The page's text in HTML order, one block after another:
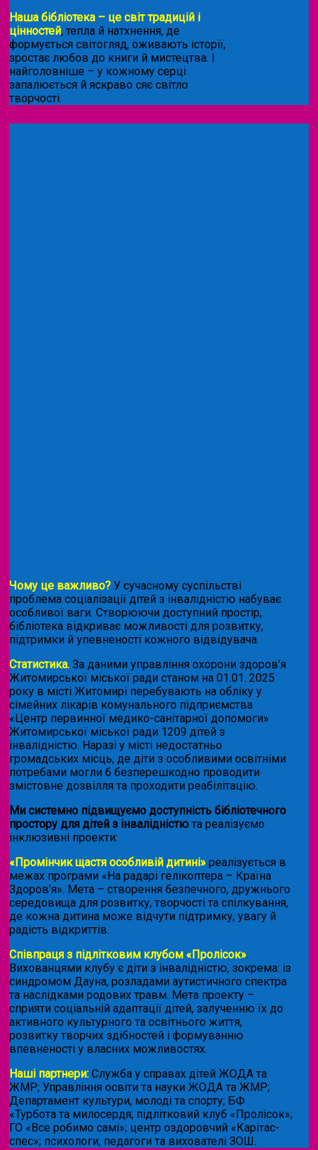
Наша бібліотека – це світ традицій і
цінностей, тепла й натхнення, де
формується світогляд, оживають історії,
зростає любов до книги й мистецтва. І
найголовніше – у кожному серці
запалюється й яскраво сяє світло
творчості.
Чому це важливо? У сучасному суспільстві
проблема соціалізації дітей з інвалідністю набуває
особливої ваги. Створюючи доступний простір,
бібліотека відкриває можливості для розвитку,
підтримки й упевненості кожного відвідувача.
Статистика. За даними управління охорони здоров’я
Житомирської міської ради станом на 01.01. 2025
року в місті Житомирі перебувають на обліку у
сімейних лікарів комунального підприємства
«Центр первинної медико-санітарної допомоги»
Житомирської міської ради 1209 дітей з
інвалідністю. Наразі у місті недостатньо
громадських місць, де діти з особливими освітніми
потребами могли б безперешкодно проводити
змістовне дозвілля та проходити реабілітацію.
Ми системно підвищуємо доступність бібліотечного
простору для дітей з інвалідністю та реалізуємо
інклюзивні проекти:
«Промінчик щастя особливій дитині» реалізується в
межах програми «На радарі гелікоптера – Країна
Здоров’я». Мета – створення безпечного, дружнього
середовища для розвитку, творчості та спілкування,
де кожна дитина може відчути підтримку, увагу й
радість відкриттів.
Співпраця з підлітковим клубом «Пролісок».
Вихованцями клубу є діти з інвалідністю, зокрема: із
синдромом Дауна, розладами аутистичного спектра
та наслідками родових травм. Мета проекту –
сприяти соціальній адаптації дітей, залученню їх до
активного культурного та освітнього життя,
розвитку творчих здібностей і формуванню
впевненості у власних можливостях.
Наші партнери: Служба у справах дітей ЖОДА та
ЖМР; Управління освіти та науки ЖОДА та ЖМР;
Департамент культури, молоді та спорту; БФ
«Турбота та милосердя; підлітковий клуб «Пролісок»;
ГО «Все робимо самі»; центр оздоровчий «Карітас-
спес»; психологи, педагоги та вихователі ЗОШ.